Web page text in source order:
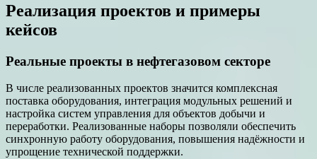
Реализация проектов и примеры
кейсов
Реальные проекты в нефтегазовом секторе
В числе реализованных проектов значится комплексная
поставка оборудования, интеграция модульных решений и
настройка систем управления для объектов добычи и
переработки. Реализованные наборы позволяли обеспечить
синхронную работу оборудования, повышения надёжности и
упрощение технической поддержки.